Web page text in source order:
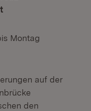
Montag
auf der
den